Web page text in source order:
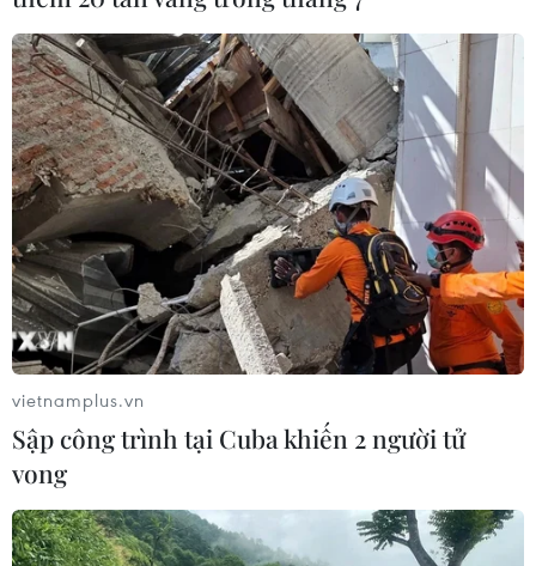
vietnamplus.vn
Sập công trình tại Cuba khiến 2 người tử
vong